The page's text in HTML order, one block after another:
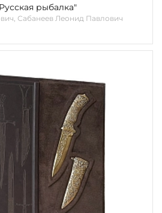
рыбалка"
Сабанеев Леонид Павлович